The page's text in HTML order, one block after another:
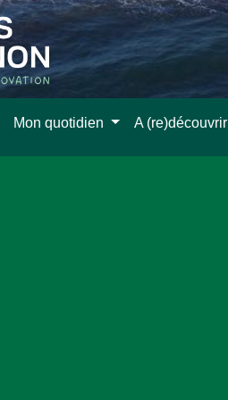
Mon quotidien A (re)découvrir